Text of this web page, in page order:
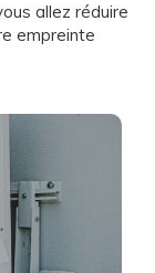
allez réduire
empreinte